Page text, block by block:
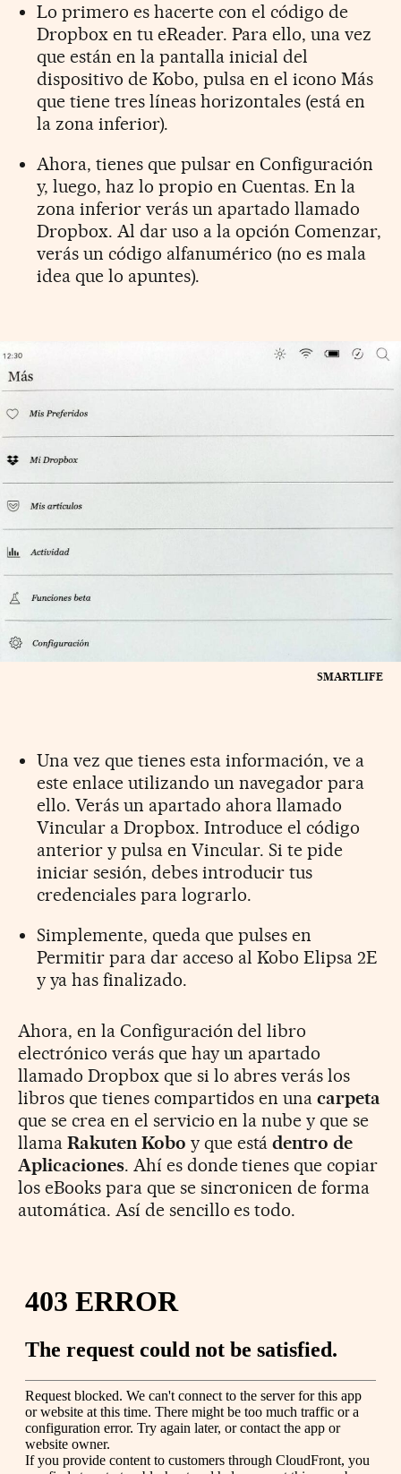
Lo primero es hacerte con el código de
Dropbox en tu eReader. Para ello, una vez
que están en la pantalla inicial del
dispositivo de Kobo, pulsa en el icono Más
que tiene tres líneas horizontales (está en
la zona inferior).
Ahora, tienes que pulsar en Configuración
y, luego, haz lo propio en Cuentas. En la
zona inferior verás un apartado llamado
Dropbox. Al dar uso a la opción Comenzar,
verás un código alfanumérico (no es mala
idea que lo apuntes).
SMARTLIFE
Una vez que tienes esta información, ve a
este enlace utilizando un navegador para
ello. Verás un apartado ahora llamado
Vincular a Dropbox. Introduce el código
anterior y pulsa en Vincular. Si te pide
iniciar sesión, debes introducir tus
credenciales para lograrlo.
Simplemente, queda que pulses en
Permitir para dar acceso al Kobo Elipsa 2E
y ya has finalizado.
Ahora, en la Configuración del libro
electrónico verás que hay un apartado
llamado Dropbox que si lo abres verás los
libros que tienes compartidos en unacarpeta
que se crea en el servicio en la nube y que se
llama Rakuten Kobo y que estádentro de
Aplicaciones. Ahí es donde tienes que copiar
los eBooks para que se sincronicen de forma
automática. Así de sencillo es todo.